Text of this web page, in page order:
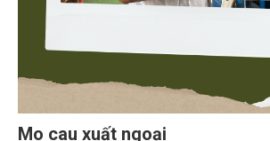
Mo cau xuất ngoại